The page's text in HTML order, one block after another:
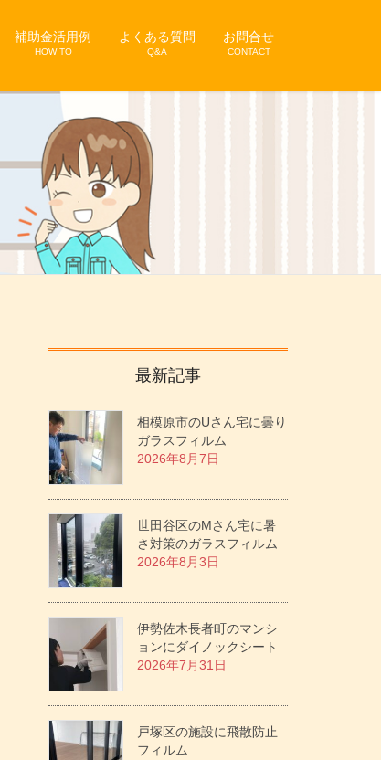
補助金活用例
HOW TO
よくある質問
Q&A
お問合せ
CONTACT
最新記事
相模原市のUさん宅に曇り
ガラスフィルム
2026年8月7日
世田谷区のMさん宅に暑
さ対策のガラスフィルム
2026年8月3日
伊勢佐木長者町のマンシ
ョンにダイノックシート
2026年7月31日
戸塚区の施設に飛散防止
フィルム